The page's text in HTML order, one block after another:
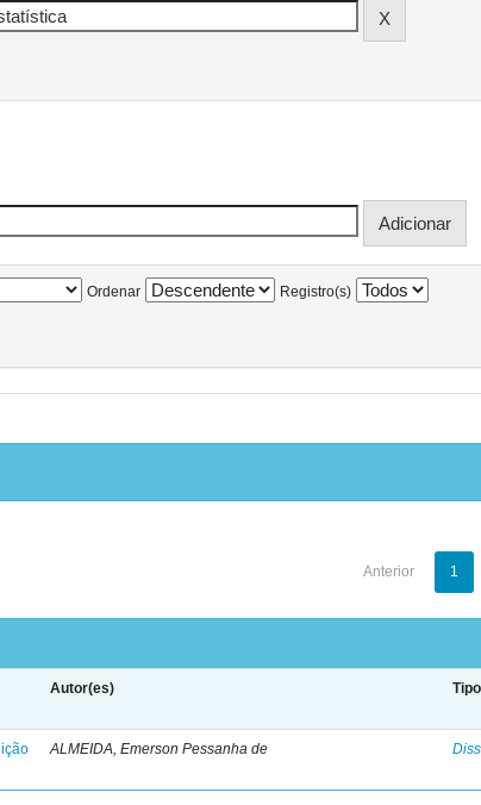
Ordenar Registro(s)
Anterior 1
Autor(es) Tipo
ALMEIDA, Emerson Pessanha de